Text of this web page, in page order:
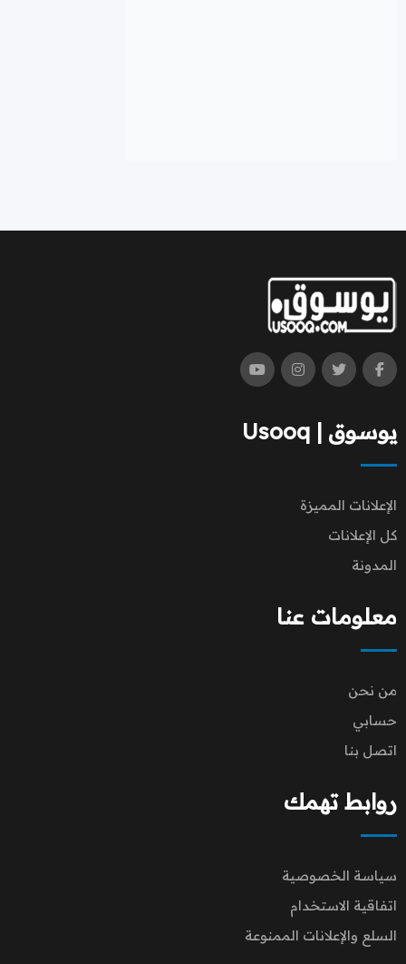
يوسوق | Usooq
الإعلانات المميزة
كل الإعلانات
المدونة
معلومات عنا
من نحن
حسابي
اتصل بنا
روابط تهمك
سياسة الخصوصية
اتفاقية الاستخدام
السلع والإعلانات الممنوعة